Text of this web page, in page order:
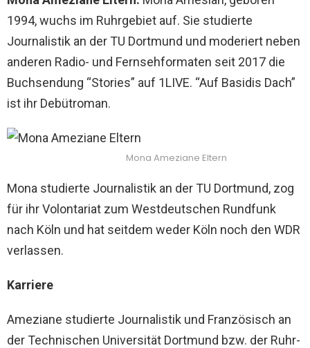
1994, wuchs im Ruhrgebiet auf. Sie studierte
Journalistik an der TU Dortmund und moderiert neben
anderen Radio- und Fernsehformaten seit 2017 die
Buchsendung “Stories” auf 1LIVE. “Auf Basidis Dach”
ist ihr Debütroman.
Mona Ameziane Eltern
Mona studierte Journalistik an der TU Dortmund, zog
für ihr Volontariat zum Westdeutschen Rundfunk
nach Köln und hat seitdem weder Köln noch den WDR
verlassen.
Karriere
Ameziane studierte Journalistik und Französisch an
der Technischen Universität Dortmund bzw. der Ruhr-